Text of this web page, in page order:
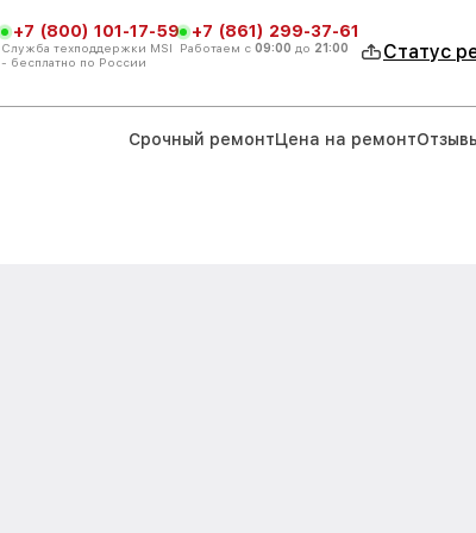
+7 (800) 101-17-59
Служба техподдержки MSI
- бесплатно по России
+7 (861) 299-37-61
Работаем с 09:00 до 21:00 Статус
Срочный ремонтЦена на ремонт